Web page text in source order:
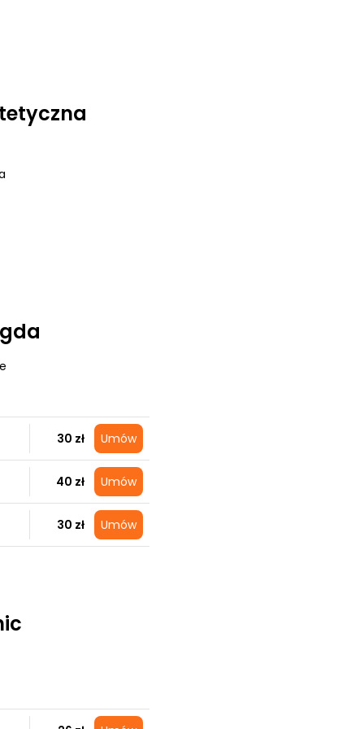
30 zł Umów
40 zł Umów
30 zł Umów